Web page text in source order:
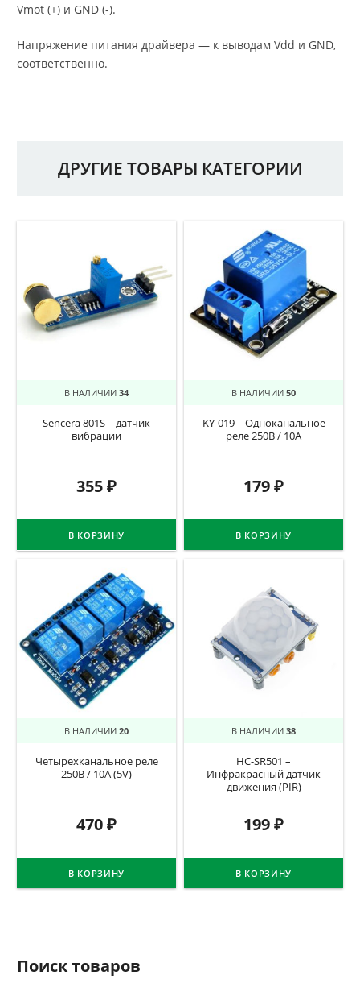
Vmot (+) и GND (-).
Напряжение питания драйвера — к выводам Vdd и GND,
соответственно.
ДРУГИЕ ТОВАРЫ КАТЕГОРИИ
В НАЛИЧИИ 34
Sencera 801S – датчик
вибрации
355₽
В КОРЗИНУ
В НАЛИЧИИ 50
KY-019 – Одноканальное
реле 250В / 10А
179₽
В КОРЗИНУ
В НАЛИЧИИ 20
Четырехканальное реле
250В / 10А (5V)
470₽
В КОРЗИНУ
В НАЛИЧИИ 38
HC-SR501 –
Инфракрасный датчик
движения (PIR)
199₽
В КОРЗИНУ
Поиск товаров